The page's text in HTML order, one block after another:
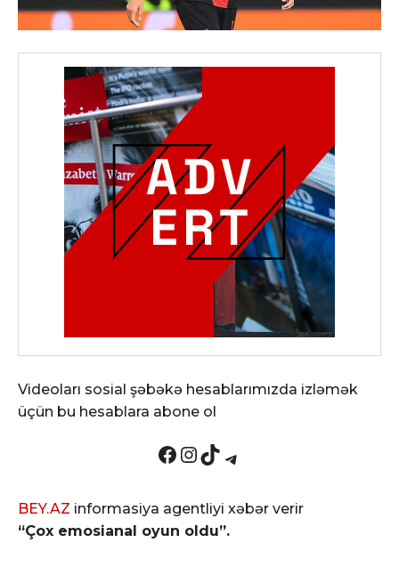
Videoları sosial şəbəkə hesablarımızda izləmək
üçün bu hesablara abone ol
Facebook InstagramTikTok Telegram
BEY.AZ informasiya agentliyi xəbər verir
“Çox emosianal oyun oldu”.